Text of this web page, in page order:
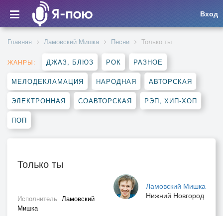
Вход
Главная Ламовский Мишка Песни Только ты
ЖАНРЫ: ДЖАЗ, БЛЮЗ РОК РАЗНОЕ
МЕЛОДЕКЛАМАЦИЯ НАРОДНАЯ АВТОРСКАЯ
ЭЛЕКТРОННАЯ СОАВТОРСКАЯ РЭП, ХИП-ХОП
ПОП
Только ты
Ламовский Мишка
Нижний Новгород
Исполнитель Ламовский
Мишка